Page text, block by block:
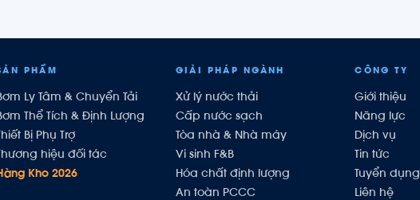
PHẨM
Ly Tâm & Chuyển Tải
Thể Tích & Định Lượng
Bị Phụ Trợ
hiệu đối tác
Kho 2026
GIẢI PHÁP NGÀNH
Xử lý nước thải
Cấp nước sạch
Tòa nhà & Nhà máy
Vi sinh F&B
Hóa chất định lượng
An toàn PCCC
CÔNG TY
Giới thiệu
Năng lực
Dịch vụ
Tin tức
Tuyển dụng
Liên hệ